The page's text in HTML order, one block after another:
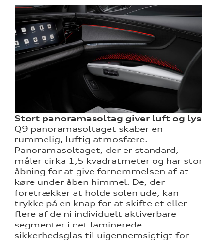
Stort panoramasoltag giver luft og lys
Q9 panoramasoltaget skaber en
rummelig, luftig atmosfære.
Panoramasoltaget, der er standard,
måler cirka 1,5 kvadratmeter og har stor
åbning for at give fornemmelsen af at
køre under åben himmel. De, der
foretrækker at holde solen ude, kan
trykke på en knap for at skifte et eller
flere af de ni individuelt aktiverbare
segmenter i det laminerede
sikkerhedsglas til uigennemsigtigt for